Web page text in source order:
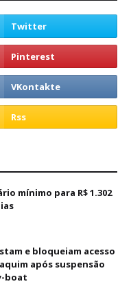
mínimo para R$ 1.302
e bloqueiam acesso
após suspensão
boat